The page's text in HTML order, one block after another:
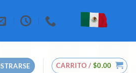
CARRITO / $0.00